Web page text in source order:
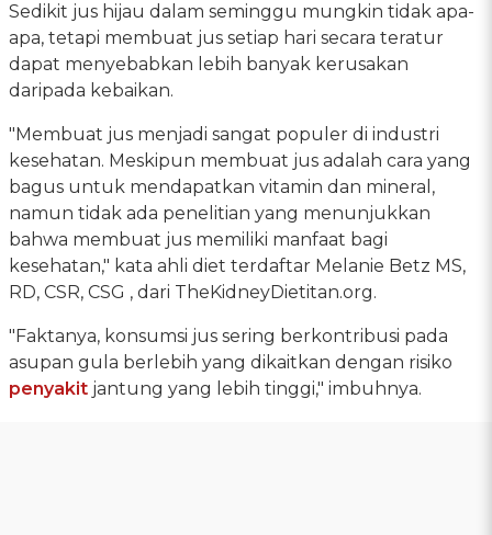
Sedikit jus hijau dalam seminggu mungkin tidak apa-
apa, tetapi membuat jus setiap hari secara teratur
dapat menyebabkan lebih banyak kerusakan
daripada kebaikan.
"Membuat jus menjadi sangat populer di industri
kesehatan. Meskipun membuat jus adalah cara yang
bagus untuk mendapatkan vitamin dan mineral,
namun tidak ada penelitian yang menunjukkan
bahwa membuat jus memiliki manfaat bagi
kesehatan," kata ahli diet terdaftar Melanie Betz MS,
RD, CSR, CSG , dari TheKidneyDietitan.org.
"Faktanya, konsumsi jus sering berkontribusi pada
asupan gula berlebih yang dikaitkan dengan risiko
penyakit jantung yang lebih tinggi," imbuhnya.